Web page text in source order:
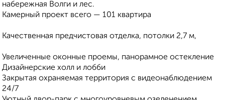
набережная Волги и лес.
Камерный проект всего — 101 квартира
Качественная предчистовая отделка, потолки 2,7 м,
Увеличенные оконные проемы, панорамное остекление
Дизайнерские холл и лобби
Закрытая охраняемая территория с видеонаблюдением
24/7